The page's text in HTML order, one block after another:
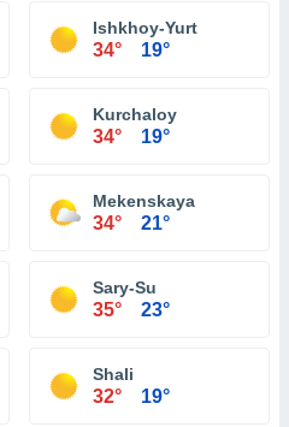
Ishkhoy-Yurt
34° 19°
Kurchaloy
34° 19°
Mekenskaya
34° 21°
Sary-Su
35° 23°
Shali
32° 19°